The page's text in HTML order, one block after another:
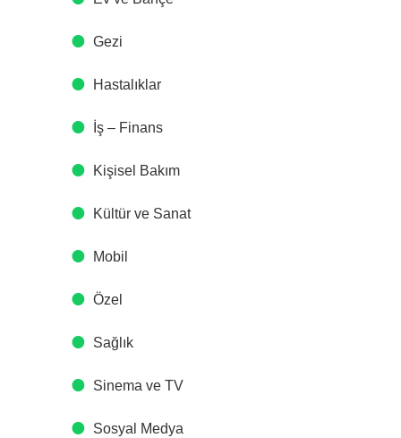
Gezi
Hastalıklar
İş – Finans
Kişisel Bakım
Kültür ve Sanat
Mobil
Özel
Sağlık
Sinema ve TV
Sosyal Medya